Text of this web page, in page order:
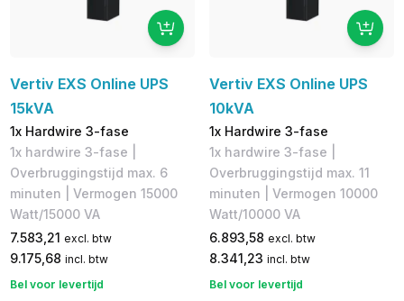
Vertiv EXS Online UPS
15kVA
1x Hardwire 3-fase
1x hardwire 3-fase |
Overbruggingstijd max. 6
minuten | Vermogen 15000
Watt/15000 VA
7.583,21 excl. btw
9.175,68 incl. btw
Bel voor levertijd
Vertiv EXS Online UPS
10kVA
1x Hardwire 3-fase
1x hardwire 3-fase |
Overbruggingstijd max. 11
minuten | Vermogen 10000
Watt/10000 VA
6.893,58 excl. btw
8.341,23 incl. btw
Bel voor levertijd